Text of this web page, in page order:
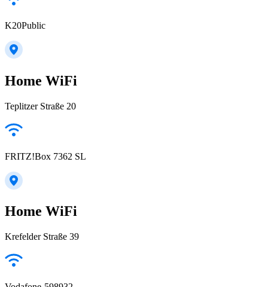
K20Public
Home WiFi
Teplitzer Straße 20
FRITZ!Box 7362 SL
Home WiFi
Krefelder Straße 39